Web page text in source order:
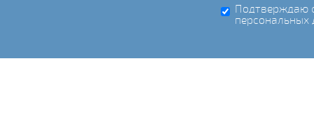
Подтверждаю
персональных